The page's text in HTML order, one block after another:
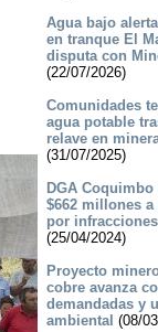
Agua bajo
en tranque El
disputa con
(22/07/2026)
Comunidades
agua potable
relave en
(31/07/2025)
DGA
$662 millones
por
(25/04/2024)
Proyecto
cobre avanza
demandadas y
ambiental (08/